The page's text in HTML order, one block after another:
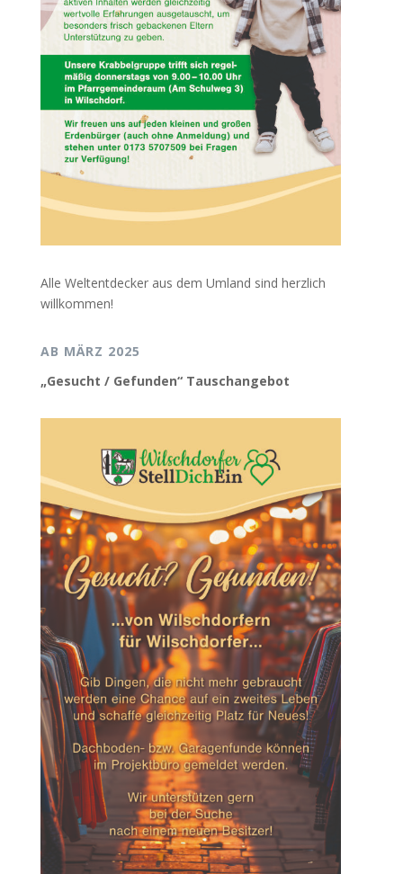
Alle Weltentdecker aus dem Umland sind herzlich
willkommen!
AB MÄRZ 2025
„Gesucht / Gefunden“ Tauschangebot